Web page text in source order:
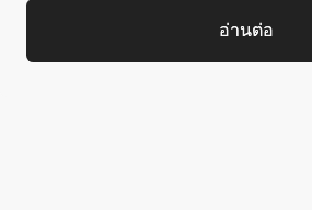
อ่านต่อ
อ่านต่อ